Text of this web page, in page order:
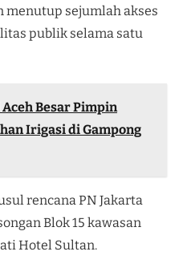
menutup sejumlah akses
publik selama satu
Besar Pimpin
Irigasi di Gampong
rencana PN Jakarta
Blok 15 kawasan
Hotel Sultan.